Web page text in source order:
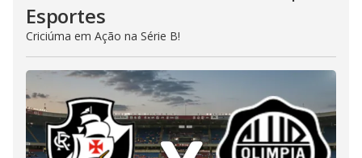
Esportes
Criciúma em Ação na Série B!